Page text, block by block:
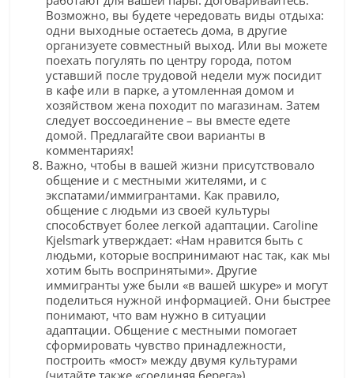
Возможно, вы будете чередовать виды отдыха:
одни выходные остаетесь дома, в другие
организуете совместный выход. Или вы можете
поехать погулять по центру города, потом
уставший после трудовой недели муж посидит
в кафе или в парке, а утомленная домом и
хозяйством жена походит по магазинам. Затем
следует воссоединение – вы вместе едете
домой. Предлагайте свои варианты в
комментариях!
Важно, чтобы в вашей жизни присутствовало
общение и с местными жителями, и с
экспатами/иммигрантами. Как правило,
общение с людьми из своей культуры
способствует более легкой адаптации. Caroline
Kjelsmark утверждает: «Нам нравится быть с
людьми, которые воспринимают нас так, как мы
хотим быть воспринятыми». Другие
иммигранты уже были «в вашей шкуре» и могут
поделиться нужной информацией. Они быстрее
понимают, что вам нужно в ситуации
адаптации. Общение с местными помогает
сформировать чувство принадлежности,
построить «мост» между двумя культурами